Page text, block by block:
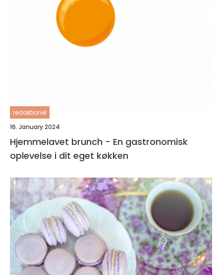
redaktionel
16. January 2024
Hjemmelavet brunch - En gastronomisk
oplevelse i dit eget køkken